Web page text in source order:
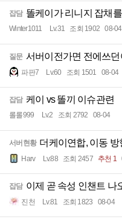
잡담 똘케이가 리니지 잡채
Winter1011 Lv.31 조회 1902 08-04
질문 서버이전가면 전에쓰
파판7 Lv.60 조회 1501 08-04
잡담 케이 vs 똘끼 이슈관련
롤롤999 Lv.2 조회 2792 08-04
서버현황 더케이연합, 이동
Harv Lv.88 조회 2457 추천 1
잡담 이제 곧 속성 인챈트 나
진천 Lv.81 조회 1823 08-04